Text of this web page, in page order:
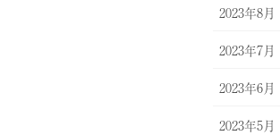
2023年8月
2023年7月
2023年6月
2023年5月